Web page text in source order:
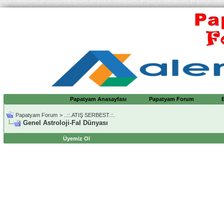
Papatyam Anasayfası Papatyam Forum
Papatyam Forum > ..::.ATIŞ SERBEST.::.
Genel Astroloji-Fal Dünyası
Üyemiz Ol